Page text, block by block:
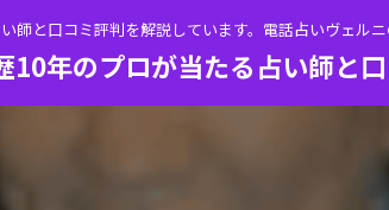
師と口コミ評判を解説しています。電話占いヴェル
10年のプロが当たる占い師と